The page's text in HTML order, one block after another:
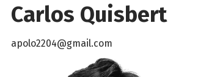
Carlos Quisbert
apolo2204@gmail.com